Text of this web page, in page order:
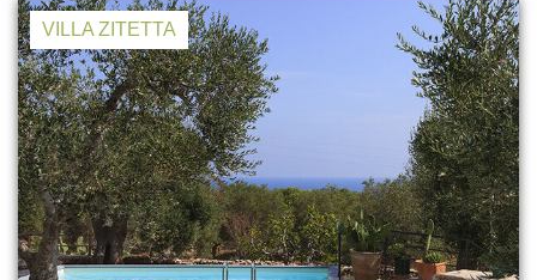
VILLA ZITETTA